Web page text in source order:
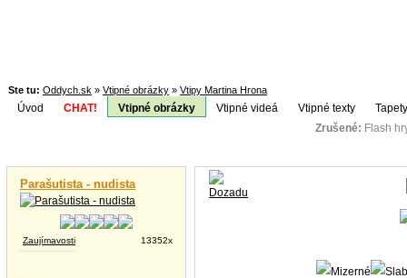
Ste tu: Oddych.sk » Vtipné obrázky » Vtipy Martina Hrona
Úvod CHAT! Vtipné obrázky Vtipné videá Vtipné texty
Zrušené: Flash
Parašutista - nudista
Zaujímavosti 13352x